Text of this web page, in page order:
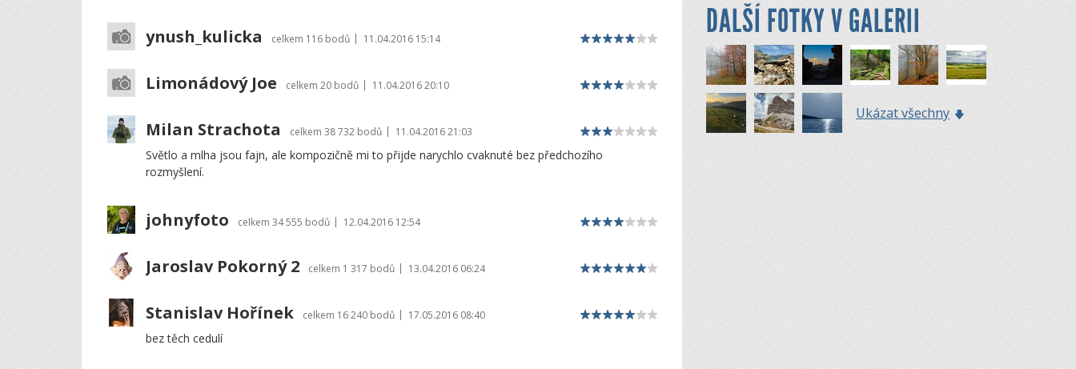
ynush_kulicka celkem 116 bodů | 11.04.2016 15:14
Limonádový Joe celkem 20 bodů | 11.04.2016 20:10
Milan Strachota celkem 38 732 bodů | 11.04.2016 21:03
Světlo a mlha jsou fajn, ale kompozičně mi to přijde narychlo cvaknuté bez předchozího
rozmyšlení.
johnyfoto celkem 34 555 bodů | 12.04.2016 12:54
Jaroslav Pokorný 2 celkem 1 317 bodů | 13.04.2016 06:24
Stanislav Hořínek celkem 16 240 bodů | 17.05.2016 08:40
bez těch cedulí
DALŠÍ FOTKY V GALERII
Ukázat všechny